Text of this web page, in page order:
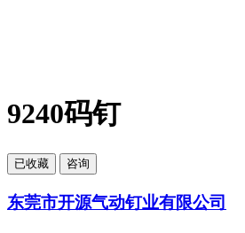
9240码钉
已收藏 咨询
东莞市开源气动钉业有限公司